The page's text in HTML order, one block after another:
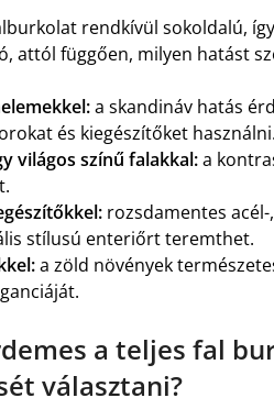
rendkívül sokoldalú,
attól függően, milyen hatást
a skandináv hatás
és kiegészítőket használni.
világos színű falakkal:a
rozsdamentes
stílusú enteriőrt teremthet.
a zöld növények
a teljes fal
választani?